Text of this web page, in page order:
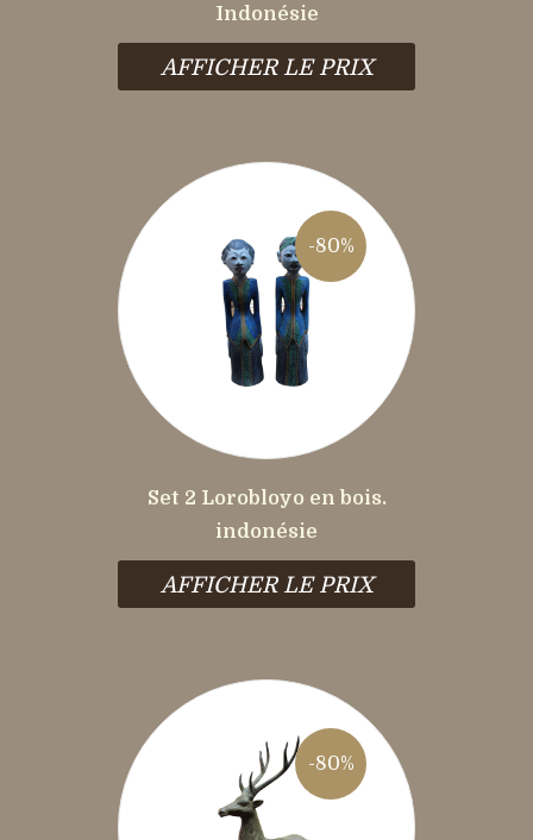
Indonésie
AFFICHER LE PRIX
-80%
Set 2 Lorobloyo en bois.
indonésie
AFFICHER LE PRIX
-80%